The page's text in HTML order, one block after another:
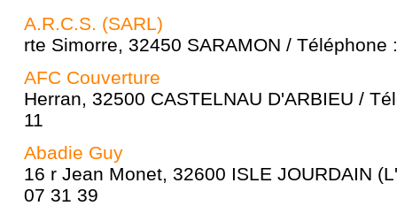
A.R.C.S. (SARL)
rte Simorre, 32450 SARAMON / Téléphone
AFC Couverture
Herran, 32500 CASTELNAU D'ARBIEU /
11
Abadie Guy
16 r Jean Monet, 32600 ISLE JOURDAIN
07 31 39